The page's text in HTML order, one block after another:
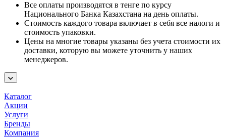
Все оплаты производятся в тенге по курсу
Национального Банка Казахстана на день оплаты.
Стоимость каждого товара включает в себя все налоги и
стоимость упаковки.
Цены на многие товары указаны без учета стоимости их
доставки, которую вы можете уточнить у наших
менеджеров.
Каталог
Акции
Услуги
Бренды
Компания